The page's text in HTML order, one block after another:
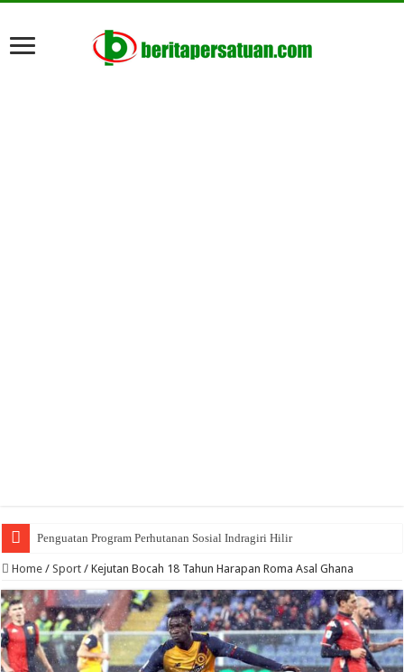
Penguatan Program Perhutanan Sosial Indragiri Hilir
Home / Sport / Kejutan Bocah 18 Tahun Harapan Roma Asal Ghana